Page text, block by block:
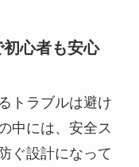
心者も安心
トラブルは避け
中には、安全ス
ぐ設計になって